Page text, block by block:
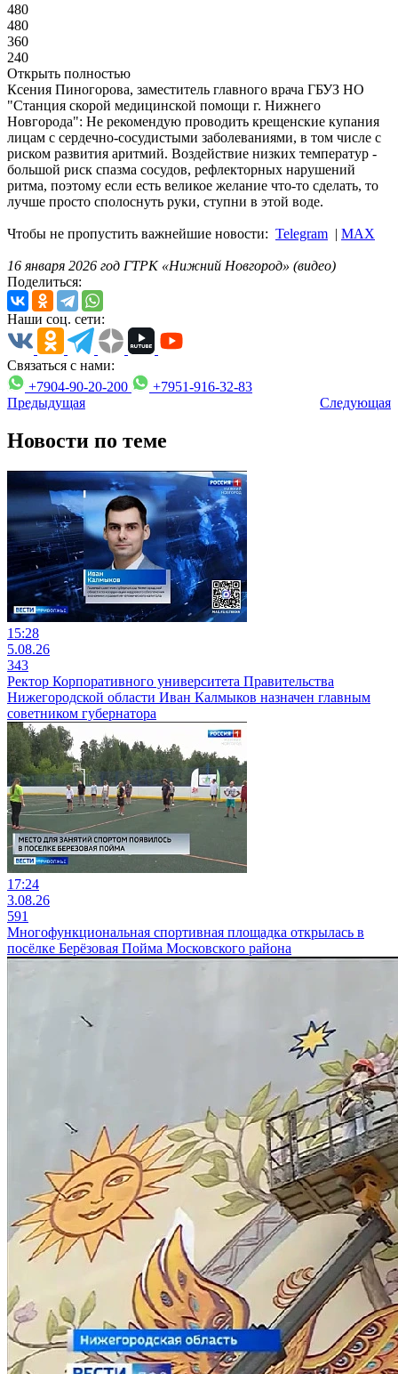
480
480
360
240
Открыть полностью
Ксения Пиногорова, заместитель главного врача ГБУЗ НО
"Станция скорой медицинской помощи г. Нижнего
Новгорода": Не рекомендую проводить крещенские купания
лицам с сердечно-сосудистыми заболеваниями, в том числе с
риском развития аритмий. Воздействие низких температур -
большой риск спазма сосудов, рефлекторных нарушений
ритма, поэтому если есть великое желание что-то сделать, то
лучше просто сполоснуть руки, ступни в этой воде.
Чтобы не пропустить важнейшие новости: Telegram | MAX
16 января 2026 год ГТРК «Нижний Новгород» (видео)
Поделиться:
Наши соц. сети:
Связаться с нами:
+7904-90-20-200
+7951-916-32-83
Предыдущая
Следующая
Новости по теме
15:28
5.08.26
343
Ректор Корпоративного университета Правительства
Нижегородской области Иван Калмыков назначен главным
советником губернатора
17:24
3.08.26
591
Многофункциональная спортивная площадка открылась в
посёлке Берёзовая Пойма Московского района